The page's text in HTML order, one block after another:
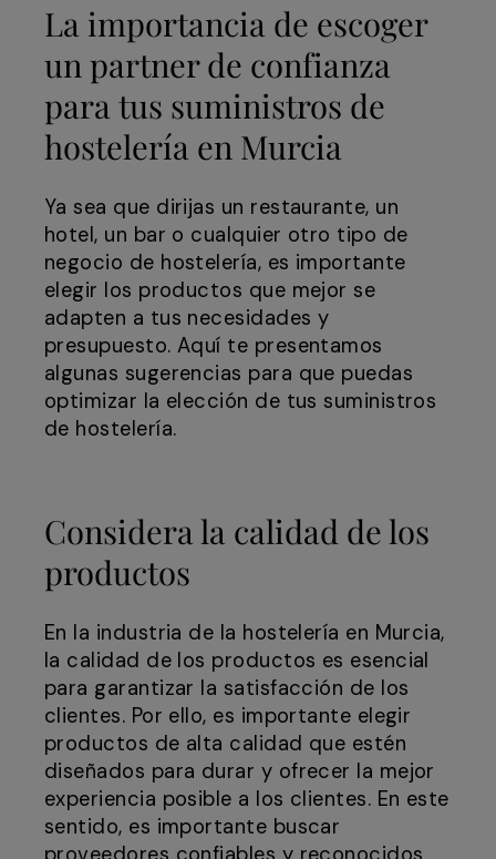
La importancia de escoger
un partner de confianza
para tus suministros de
hostelería en Murcia
Ya sea que dirijas un restaurante, un
hotel, un bar o cualquier otro tipo de
negocio de hostelería, es importante
elegir los productos que mejor se
adapten a tus necesidades y
presupuesto. Aquí te presentamos
algunas sugerencias para que puedas
optimizar la elección de tus suministros
de hostelería.
Considera la calidad de los
productos
En la industria de la hostelería en Murcia,
la calidad de los productos es esencial
para garantizar la satisfacción de los
clientes. Por ello, es importante elegir
productos de alta calidad que estén
diseñados para durar y ofrecer la mejor
experiencia posible a los clientes. En este
sentido, es importante buscar